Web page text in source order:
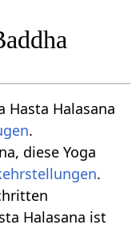
Hasta Halasana
.
diese Yoga
.
Halasana ist